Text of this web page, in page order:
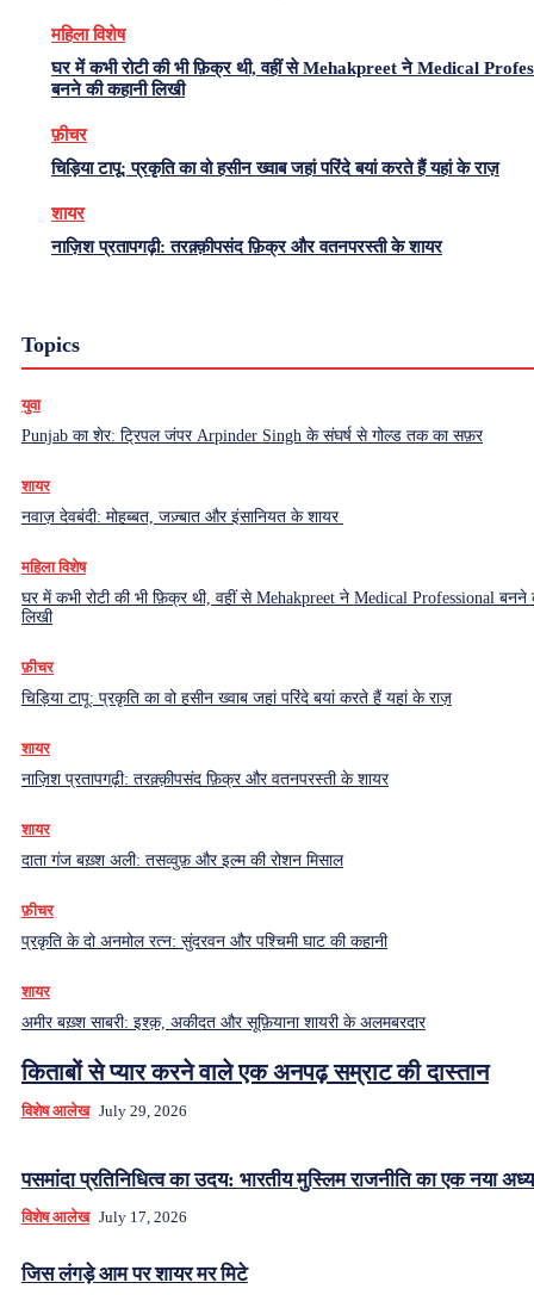
महिला विशेष
घर में कभी रोटी की भी फ़िक्र थी, वहीं से Mehakpreet ने Medical
बनने की कहानी लिखी
फ़ीचर
चिड़िया टापू: प्रकृति का वो हसीन ख्वाब जहां परिंदे बयां करते हैं यहां के राज़
शायर
नाज़िश प्रतापगढ़ी: तरक़्क़ीपसंद फ़िक्र और वतनपरस्ती के शायर
Topics
युवा
Punjab का शेर: ट्रिपल जंपर Arpinder Singh के संघर्ष से गोल्ड तक का सफ़र
शायर
नवाज़ देवबंदी: मोहब्बत, जज़्बात और इंसानियत के शायर
महिला विशेष
घर में कभी रोटी की भी फ़िक्र थी, वहीं से Mehakpreet ने Medical Professional बनने
लिखी
फ़ीचर
चिड़िया टापू: प्रकृति का वो हसीन ख्वाब जहां परिंदे बयां करते हैं यहां के राज़
शायर
नाज़िश प्रतापगढ़ी: तरक़्क़ीपसंद फ़िक्र और वतनपरस्ती के शायर
शायर
दाता गंज बख़्श अली: तसव्वुफ़ और इल्म की रोशन मिसाल
फ़ीचर
प्रकृति के दो अनमोल रत्न: सुंदरवन और पश्चिमी घाट की कहानी
शायर
अमीर बख़्श साबरी: इश्क़, अकीदत और सूफ़ियाना शायरी के अलमबरदार
किताबों से प्यार करने वाले एक अनपढ़ सम्राट की दास्तान
विशेष आलेख July 29, 2026
पसमांदा प्रतिनिधित्व का उदय: भारतीय मुस्लिम राजनीति का एक नया
विशेष आलेख July 17, 2026
जिस लंगड़े आम पर शायर मर मिटे